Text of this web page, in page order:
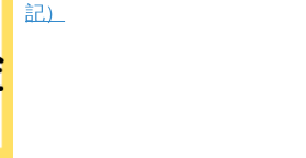
記）